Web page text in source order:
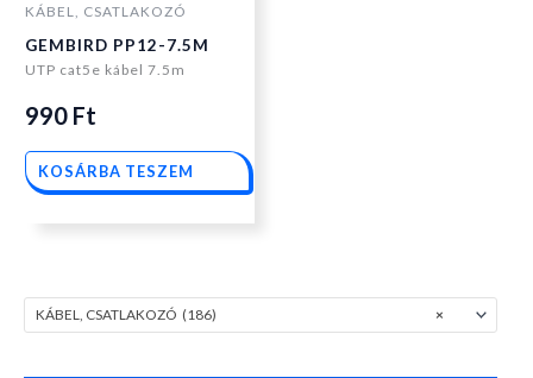
×
KÁBEL, CSATLAKOZÓ (186)
KÁBEL, CSATLAKOZÓ
GEMBIRD PP12-7.5M
UTP cat5e kábel 7.5m
990 Ft
KOSÁRBA TESZEM